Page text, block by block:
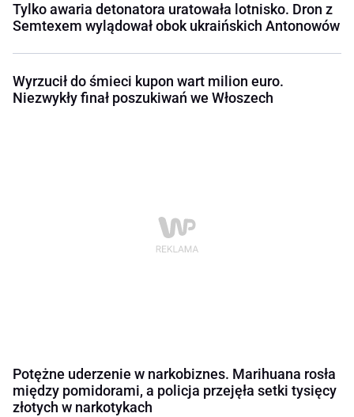
Tylko awaria detonatora uratowała lotnisko. Dron z
Semtexem wylądował obok ukraińskich Antonowów
Wyrzucił do śmieci kupon wart milion euro.
Niezwykły finał poszukiwań we Włoszech
Potężne uderzenie w narkobiznes. Marihuana rosła
między pomidorami, a policja przejęła setki tysięcy
złotych w narkotykach